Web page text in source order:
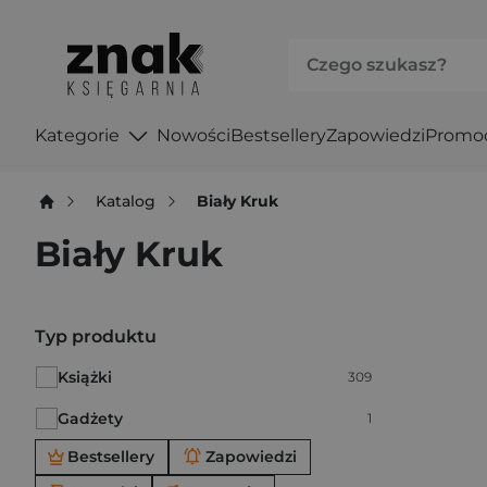
Kategorie NowościBestselleryZapowiedzi
Katalog Biały Kruk
Biały Kruk
Po użyciu produkty będą automatycznie filtrowane.
Typ produktu
Książki Liczba pozycji:
309
Gadżety Liczba pozycji:
1
Bestsellery
Zapowiedzi